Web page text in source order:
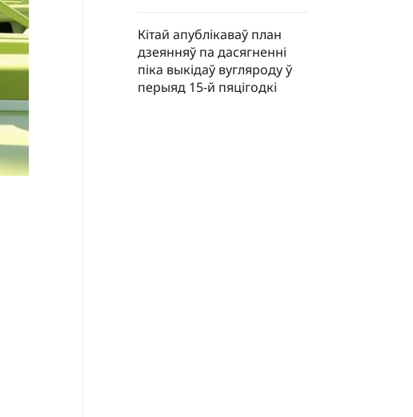
Кітай апублікаваў план
дзеянняў па дасягненні
піка выкідаў вугляроду ў
перыяд 15-й пяцігодкі